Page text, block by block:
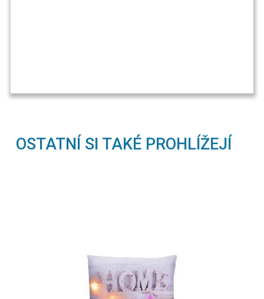
OSTATNÍ SI TAKÉ PROHLÍŽEJÍ